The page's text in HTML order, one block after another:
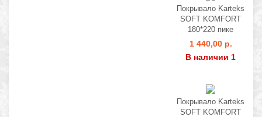
Покрывало Karteks
SOFT KOMFORT
180*220 пике
1 440,00 р.
В наличии 1
Покрывало Karteks
SOFT KOMFORT